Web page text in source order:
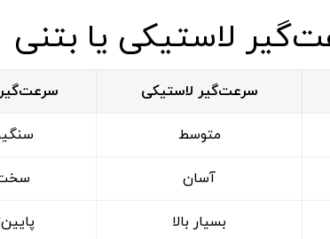
لاستیکی یا بتنی
سرعت‌گیر لاستیکی سرعت‌گیر
متوسط
آسان
بسیار بالا